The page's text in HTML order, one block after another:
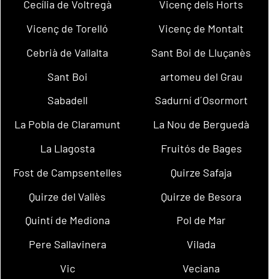
Cecília de Voltregà
Vicenç dels Horts
Vicenç de Torelló
Vicenç de Montalt
Cebrià de Vallalta
Sant Boi de Lluçanès
Sant Boi
artomeu del Grau
Sabadell
Sadurní d´Osormort
La Pobla de Claramunt
La Nou de Berguedà
La Llagosta
Fruitós de Bages
Fost de Campsentelles
Quirze Safaja
Quirze del Vallès
Quirze de Besora
Quintí de Mediona
Pol de Mar
Pere Sallavinera
Vilada
Vic
Veciana